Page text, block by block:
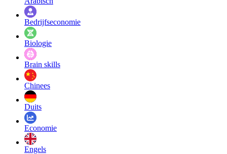
Bedrijfseconomie
Biologie
Brain skills
Chinees
Duits
Economie
Engels